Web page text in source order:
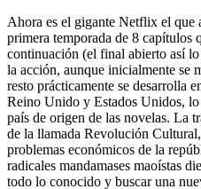
Ahora es el gigante Netflix el que
primera temporada de 8 capítulos
continuación (el final abierto así
la acción, aunque inicialmente se
resto prácticamente se desarrolla
Reino Unido y Estados Unidos,
país de origen de las novelas. La
de la llamada Revolución
problemas económicos de la
radicales mandamases maoístas
todo lo conocido y buscar una